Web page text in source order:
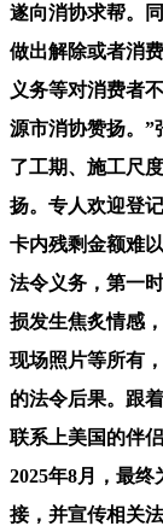
遂向消协求帮。
做出解除或者消
义务等对消费者
源市消协赞扬。”
了工期、施工尺
扬。专人欢迎登
卡内残剩金额难
法令义务，第一
损发生焦炙情感
现场照片等所有
的法令后果。跟
联系上美国的伴
2025年8月，最
接，并宣传相关